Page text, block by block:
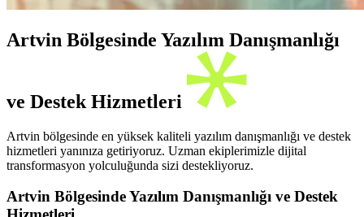
Artvin Bölgesinde Yazılım Danışmanlığı
ve Destek Hizmetleri
Artvin bölgesinde en yüksek kaliteli yazılım danışmanlığı ve destek
hizmetleri yanınıza getiriyoruz. Uzman ekiplerimizle dijital
transformasyon yolculuğunda sizi destekliyoruz.
Artvin Bölgesinde Yazılım Danışmanlığı ve Destek